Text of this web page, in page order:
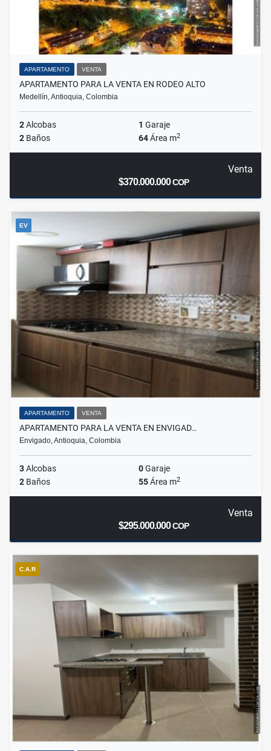
APARTAMENTO VENTA
APARTAMENTO PARA LA VENTA EN RODEO ALTO
Medellín, Antioquia, Colombia
2Alcobas 1 Garaje
2 Baños 64Área m2
Venta
$370.000.000COP
EV
APARTAMENTO VENTA
APARTAMENTO PARA LA VENTA EN ENVIGAD…
Envigado, Antioquia, Colombia
3Alcobas 0Garaje
2 Baños 55Área m2
Venta
$295.000.000COP
C.A.R